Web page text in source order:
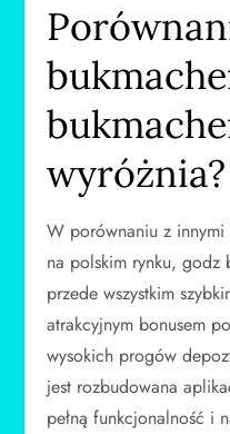
wyróżnia?
W porównaniu z
na polskim rynku, godz
przede wszystkim
atrakcyjnym bonusem
wysokich progów
jest rozbudowana
pełną funkcjonalność i